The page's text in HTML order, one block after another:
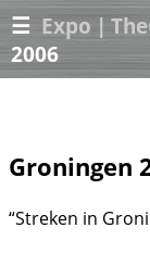
☰ Expo |
2006
Groningen
“Streken in